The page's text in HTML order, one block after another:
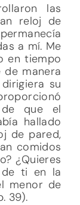
las
reloj de
a mí. Me
en tiempo
de manera
su
de que el
hallado
de pared,
comidos
¿Quieres
de ti en la
menor de
39).